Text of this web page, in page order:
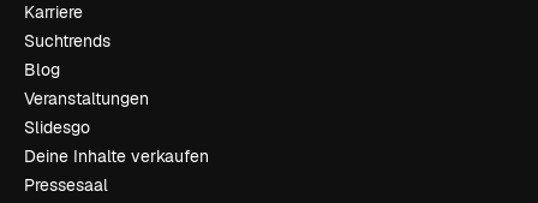
Karriere
Suchtrends
Blog
Veranstaltungen
Slidesgo
Deine Inhalte verkaufen
Pressesaal